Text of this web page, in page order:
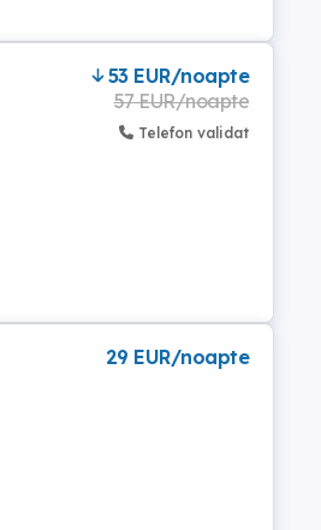
53 EUR/noapte
57 EUR/noapte
Telefon validat
29 EUR/noapte